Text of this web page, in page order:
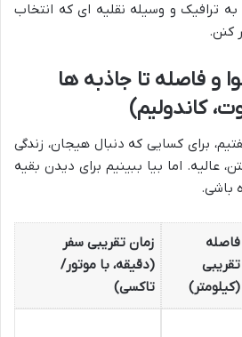
ترافیک و وسیله نقلیه ای که انتخاب
کنن.
و فاصله تا جاذبه ها
کاندولیم)
برای کسایی که دنبال هیجان، زندگی
عالیه. اما بیا ببینیم برای دیدن بقیه
باشی.
فاصله
تقریبی
(کیلومتر)
زمان تقریبی سفر
(دقیقه، با موتور/
تاکسی)